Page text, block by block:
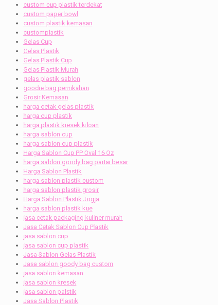
custom cup plastik terdekat
custom paper bowl
custom plastik kemasan
customplastik
Gelas Cup
Gelas Plastik
Gelas Plastik Cup
Gelas Plastik Murah
gelas plastik sablon
goodie bag pernikahan
Grosir Kemasan
harga cetak gelas plastik
harga cup plastik
harga plastik kresek kiloan
harga sablon cup
harga sablon cup plastik
Harga Sablon Cup PP Oval 16 Oz
harga sablon goody bag partai besar
Harga Sablon Plastik
harga sablon plastik custom
harga sablon plastik grosir
Harga Sablon Plastik Jogja
harga sablon plastik kue
jasa cetak packaging kuliner murah
Jasa Cetak Sablon Cup Plastik
jasa sablon cup
jasa sablon cup plastik
Jasa Sablon Gelas Plastik
Jasa sablon goody bag custom
jasa sablon kemasan
jasa sablon kresek
jasa sablon palstik
Jasa Sablon Plastik